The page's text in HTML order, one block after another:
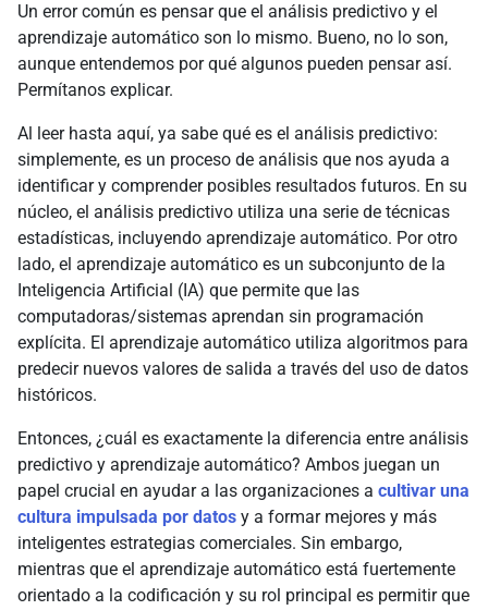
Un error común es pensar que el análisis predictivo y el
aprendizaje automático son lo mismo. Bueno, no lo son,
aunque entendemos por qué algunos pueden pensar así.
Permítanos explicar.
Al leer hasta aquí, ya sabe qué es el análisis predictivo:
simplemente, es un proceso de análisis que nos ayuda a
identificar y comprender posibles resultados futuros. En su
núcleo, el análisis predictivo utiliza una serie de técnicas
estadísticas, incluyendo aprendizaje automático. Por otro
lado, el aprendizaje automático es un subconjunto de la
Inteligencia Artificial (IA) que permite que las
computadoras/sistemas aprendan sin programación
explícita. El aprendizaje automático utiliza algoritmos para
predecir nuevos valores de salida a través del uso de datos
históricos.
Entonces, ¿cuál es exactamente la diferencia entre análisis
predictivo y aprendizaje automático? Ambos juegan un
papel crucial en ayudar a las organizaciones a cultivar una
cultura impulsada por datos y a formar mejores y más
inteligentes estrategias comerciales. Sin embargo,
mientras que el aprendizaje automático está fuertemente
orientado a la codificación y su rol principal es permitir que